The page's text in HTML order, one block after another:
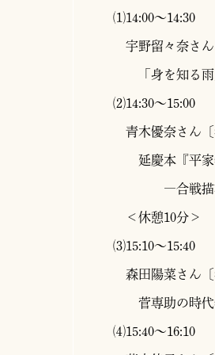
⑴14:00～14:30
宇野留々奈さん
「身を知る雨
⑵14:30～15:00
青木優奈さん〔
延慶本『平家
―合戦描写
＜休憩10分＞
⑶15:10～15:40
森田陽菜さん〔
菅専助の時代
⑷15:40～16:10